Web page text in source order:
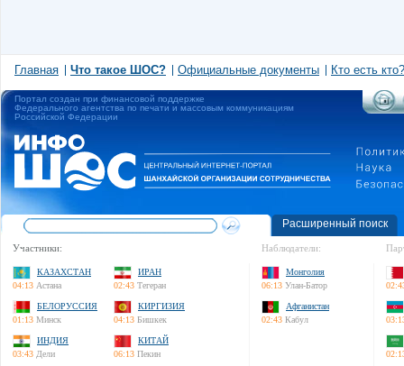
Главная Что такое ШОС? Официальные документы Кто есть кто?
Портал создан при финансовой поддержке
Федерального агентства по печати и массовым коммуникациям
Российской Федерации
Расширенный поиск
Участники:
КАЗАХСТАН
04:13 Астана
ИРАН
02:43 Тегеран
БЕЛОРУССИЯ
01:13 Минск
КИРГИЗИЯ
04:13 Бишкек
ИНДИЯ
03:43 Дели
КИТАЙ
06:13 Пекин
Наблюдатели:
Монголия
06:13 Улан-Батор
Афганистан
02:43 Кабул